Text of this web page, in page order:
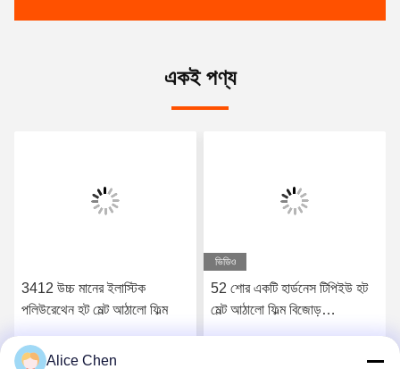
একই পণ্য
3412 উচ্চ মানের ইলাস্টিক
পলিউরেথেন হট মেল্ট আঠালো ফিল্ম
ভিডিও
52 শোর একটি হার্ডনেস টিপিইউ হট
মেল্ট আঠালো ফিল্ম বিজোড়
Alice Chen